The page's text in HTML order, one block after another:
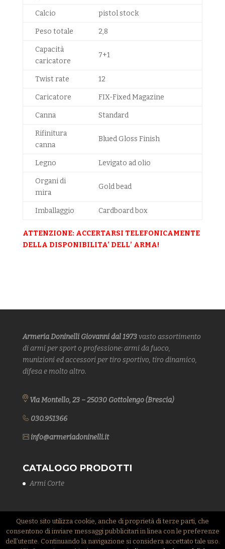
Calcio pistol stock
Peso totale 2,8
Capacità
caricatore
7+1
Twist rate 12
Caricatore FIX-Fixed Magazine
Canna Standard
Rifinitura
canna
Blued Gloss Finish
Legno Levigato ad olio
Organi di
mira
Gold bead
Imballaggio Cardboard box
ATTENZIONE: ACCERTARSI TELEFONICAMENTE
DELLA DISPONIBILITA’ DELL’ ARMA!
Armeria Doninelli Giovanni dal 1973vasto assortimento
di armi per sport o professione: armi da fuoco,
munizioni ed accessori per tiro sportivo, tiro dinamico,
difesae molto altro.
Via Montello, 23 – 25030 Gottolengo (Brescia)
030.951366
info@armeriadoninelli.it
CATALOGO PRODOTTI
Armi Corte
Questo sito utilizza cookie, anche di proprietà di terze parti, che
consentono di inviare messaggi pubblicitari in linea con le preferenze
dell’utente. Continuando la navigazione si considera accettato tale uso.